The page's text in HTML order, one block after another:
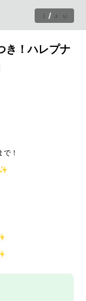
1 / 30
き！ハレプナ
！